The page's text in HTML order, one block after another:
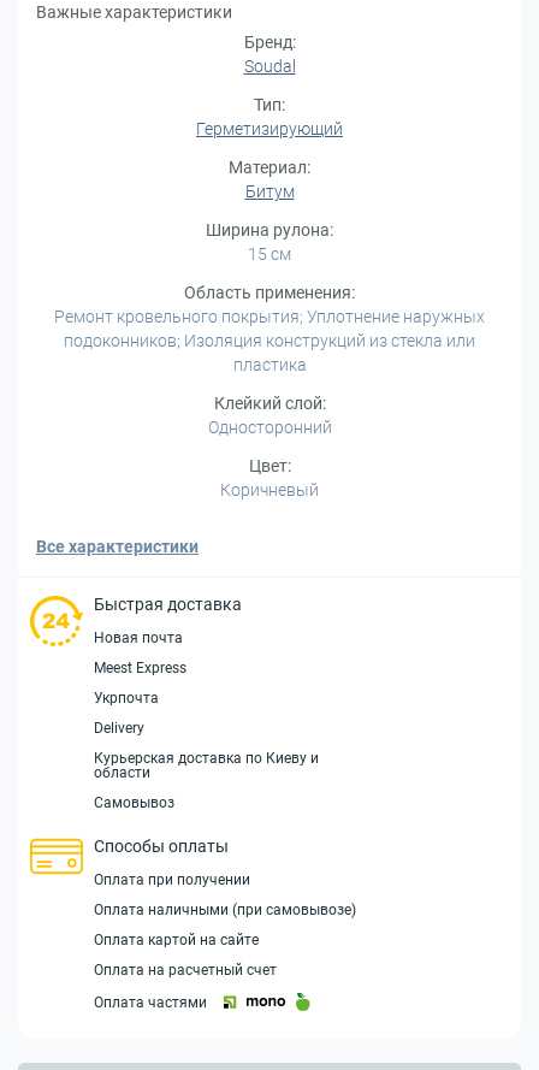
Важные характеристики
Бренд:
Soudal
Тип:
Герметизирующий
Материал:
Битум
Ширина рулона:
15 см
Область применения:
Ремонт кровельного покрытия; Уплотнение наружных
подоконников; Изоляция конструкций из стекла или
пластика
Клейкий слой:
Односторонний
Цвет:
Коричневый
Все характеристики
Быстрая доставка
Новая почта
Meest Express
Укрпочта
Delivery
Курьерская доставка по Киеву и
области
Самовывоз
Способы оплаты
Оплата при получении
Оплата наличными (при самовывозе)
Оплата картой на сайте
Оплата на расчетный счет
Оплата частями